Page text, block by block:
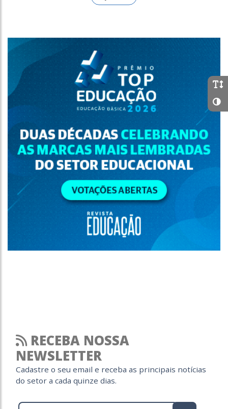
RECEBA NOSSA
NEWSLETTER
Cadastre o seu email e receba as principais notícias
do setor a cada quinze dias.